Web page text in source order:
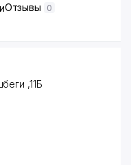
Отзывы 0
,11Б